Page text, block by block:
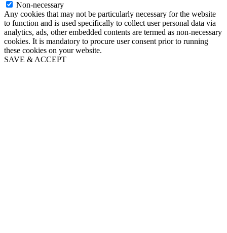
Non-necessary
Any cookies that may not be particularly necessary for the website
to function and is used specifically to collect user personal data via
analytics, ads, other embedded contents are termed as non-necessary
cookies. It is mandatory to procure user consent prior to running
these cookies on your website.
SAVE & ACCEPT